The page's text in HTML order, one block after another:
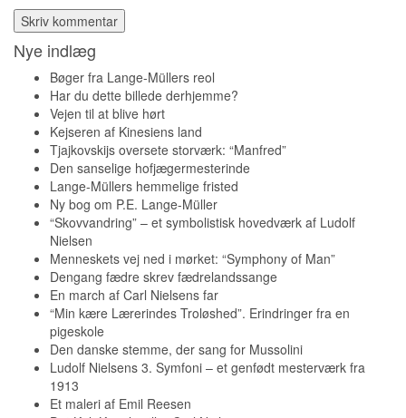
Nye indlæg
Bøger fra Lange-Müllers reol
Har du dette billede derhjemme?
Vejen til at blive hørt
Kejseren af Kinesiens land
Tjajkovskijs oversete storværk: “Manfred”
Den sanselige hofjægermesterinde
Lange-Müllers hemmelige fristed
Ny bog om P.E. Lange-Müller
“Skovvandring” – et symbolistisk hovedværk af Ludolf
Nielsen
Menneskets vej ned i mørket: “Symphony of Man”
Dengang fædre skrev fædrelandssange
En march af Carl Nielsens far
“Min kære Lærerindes Troløshed”. Erindringer fra en
pigeskole
Den danske stemme, der sang for Mussolini
Ludolf Nielsens 3. Symfoni – et genfødt mesterværk fra
1913
Et maleri af Emil Reesen